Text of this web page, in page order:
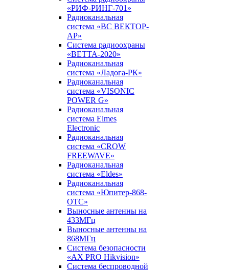
«РИФ-РИНГ-701»
Радиоканальная
система «ВС ВЕКТОР-
АР»
Система радиоохраны
«ВЕТТА-2020»
Радиоканальная
система «Ладога-РК»
Радиоканальная
система «VISONIC
POWER G»
Радиоканальная
система Elmes
Electronic
Радиоканальная
система «CROW
FREEWAVE»
Радиоканальная
система «Eldes»
Радиоканальная
система «Юпитер-868-
ОТС»
Выносные антенны на
433МГц
Выносные антенны на
868МГц
Система безопасности
«AX PRO Hikvision»
Система беспроводной